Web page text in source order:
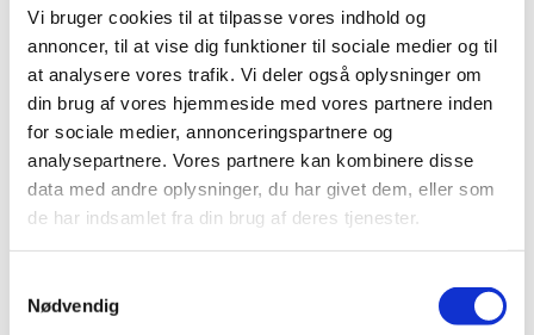
Vi bruger cookies til at tilpasse vores indhold og
annoncer, til at vise dig funktioner til sociale medier og til
at analysere vores trafik. Vi deler også oplysninger om
din brug af vores hjemmeside med vores partnere inden
for sociale medier, annonceringspartnere og
analysepartnere. Vores partnere kan kombinere disse
data med andre oplysninger, du har givet dem, eller som
de har indsamlet fra din brug af deres tjenester.
Nødvendig
dataetisk samtalesalon på Islands Brygge i København
COVID-19: Lægemiddelstyrelsen forlænger
igen den midlertidige praksis for anmeldelse
af apoteksindkøbspris til Medicinpriser for
Covid-19 vacciner
|4. marts 2022|
Lægemiddelstyrelsen har besluttet igen at forlænge den
begrænsede periode, hvor det for Covid-19 vacciner…
Lægemiddelstyrelsen giver på ny tilladelse til